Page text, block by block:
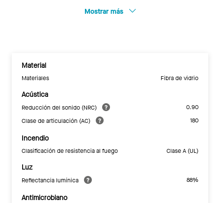
Mostrar más
Material
Materiales Fibra de vidrio
Acústica
Reducción del sonido (NRC)
0.90
Clase de articulación (AC)
180
Incendio
Clasificación de resistencia al fuego Clase A (UL)
Luz
Reflectancia lumínica 88%
Antimicrobiano